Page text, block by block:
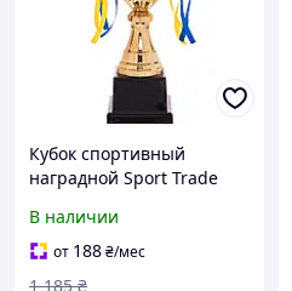
Кубок спортивный
наградной Sport Trade
45см золотой
В наличии
от 188₴/мес
1 185 ₴